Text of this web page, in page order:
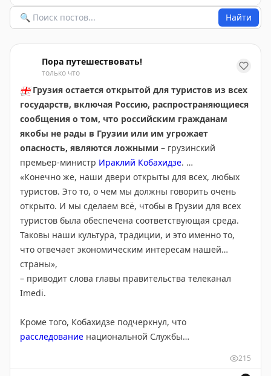
Найти
Пора путешествовать!
только что
🇬🇪Грузия остается открытой для туристов из всех
государств, включая Россию, распространяющиеся
сообщения о том, что российским гражданам
якобы не рады в Грузии или им угрожает
опасность, являются ложными – грузинский
премьер-министр Ираклий Кобахидзе.
«Конечно же, наши двери открыты для всех, любых
туристов. Это то, о чем мы должны говорить очень
открыто. И мы сделаем всё, чтобы в Грузии для всех
туристов была обеспечена соответствующая среда.
Таковы наши культура, традиции, и это именно то,
что отвечает экономическим интересам нашей
страны»,
– приводит слова главы правительства телеканал
Imedi.
Кроме того, Кобахидзе подчеркнул, что
расследование национальной Службы
необходимо довести до конца: лица, причастные к
215